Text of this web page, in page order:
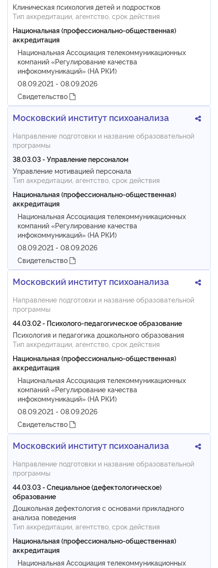
Клиническая психология детей и подростков
Тип аккредитации, агентство, срок действия
Национальная (профессионально-общественная)
аккредитация
Национальная Ассоциация телекоммуникационных
компаний «Регулирование качества
инфокоммуникаций» (НА РКИ)
08.09.2021 - 08.09.2026
Свидетельство
Московский институт психоанализа
Направление подготовки и название образовательной
программы
38.03.03 - Управление персоналом
Управление мотивацией персонала
Тип аккредитации, агентство, срок действия
Национальная (профессионально-общественная)
аккредитация
Национальная Ассоциация телекоммуникационных
компаний «Регулирование качества
инфокоммуникаций» (НА РКИ)
08.09.2021 - 08.09.2026
Свидетельство
Московский институт психоанализа
Направление подготовки и название образовательной
программы
44.03.02 - Психолого-педагогическое образование
Психология и педагогика дошкольного образования
Тип аккредитации, агентство, срок действия
Национальная (профессионально-общественная)
аккредитация
Национальная Ассоциация телекоммуникационных
компаний «Регулирование качества
инфокоммуникаций» (НА РКИ)
08.09.2021 - 08.09.2026
Свидетельство
Московский институт психоанализа
Направление подготовки и название образовательной
программы
44.03.03 - Специальное (дефектологическое)
образование
Дошкольная дефектология с основами прикладного
анализа поведения
Тип аккредитации, агентство, срок действия
Национальная (профессионально-общественная)
аккредитация
Национальная Ассоциация телекоммуникационных